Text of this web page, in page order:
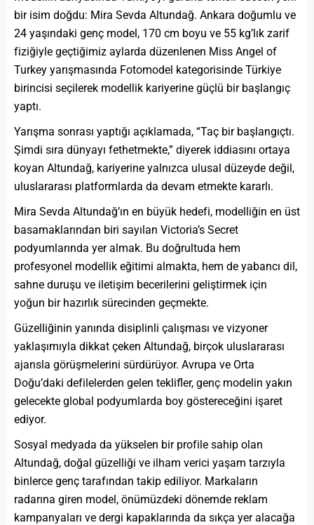
bir isim doğdu: Mira Sevda Altundağ. Ankara doğumlu ve
24 yaşındaki genç model, 170 cm boyu ve 55 kg’lık zarif
fiziğiyle geçtiğimiz aylarda düzenlenen Miss Angel of
Turkey yarışmasında Fotomodel kategorisinde Türkiye
birincisi seçilerek modellik kariyerine güçlü bir başlangıç
yaptı.
Yarışma sonrası yaptığı açıklamada, “Taç bir başlangıçtı.
Şimdi sıra dünyayı fethetmekte,” diyerek iddiasını ortaya
koyan Altundağ, kariyerine yalnızca ulusal düzeyde değil,
uluslararası platformlarda da devam etmekte kararlı.
Mira Sevda Altundağ’ın en büyük hedefi, modelliğin en üst
basamaklarından biri sayılan Victoria’s Secret
podyumlarında yer almak. Bu doğrultuda hem
profesyonel modellik eğitimi almakta, hem de yabancı dil,
sahne duruşu ve iletişim becerilerini geliştirmek için
yoğun bir hazırlık sürecinden geçmekte.
Güzelliğinin yanında disiplinli çalışması ve vizyoner
yaklaşımıyla dikkat çeken Altundağ, birçok uluslararası
ajansla görüşmelerini sürdürüyor. Avrupa ve Orta
Doğu’daki defilelerden gelen teklifler, genç modelin yakın
gelecekte global podyumlarda boy göstereceğini işaret
ediyor.
Sosyal medyada da yükselen bir profile sahip olan
Altundağ, doğal güzelliği ve ilham verici yaşam tarzıyla
binlerce genç tarafından takip ediliyor. Markaların
radarına giren model, önümüzdeki dönemde reklam
kampanyaları ve dergi kapaklarında da sıkça yer alacağa